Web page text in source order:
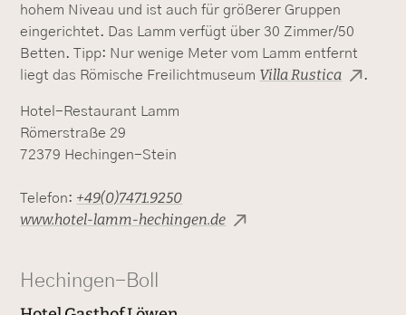
hohem Niveau und ist auch für größerer Gruppen
eingerichtet. Das Lamm verfügt über 30 Zimmer/50
Betten. Tipp: Nur wenige Meter vom Lamm entfernt
liegt das Römische Freilichtmuseum Villa Rustica .
Hotel-Restaurant Lamm
Römerstraße 29
72379 Hechingen-Stein
Telefon: +49(0)7471.9250
www.hotel-lamm-hechingen.de
Hechingen-Boll